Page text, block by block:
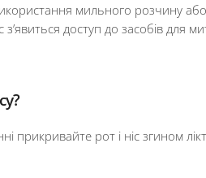
мильного розчину
доступ до засобів для
рот і ніс згином